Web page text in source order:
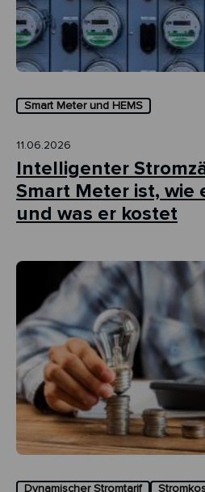
Smart Meter und HEMS
11.06.2026
Intelligenter
Smart Meter ist,
und was er kostet
Dynamischer Stromtarif